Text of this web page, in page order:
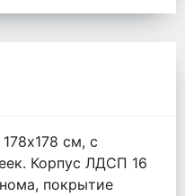
см, с
Корпус ЛДСП 16
покрытие